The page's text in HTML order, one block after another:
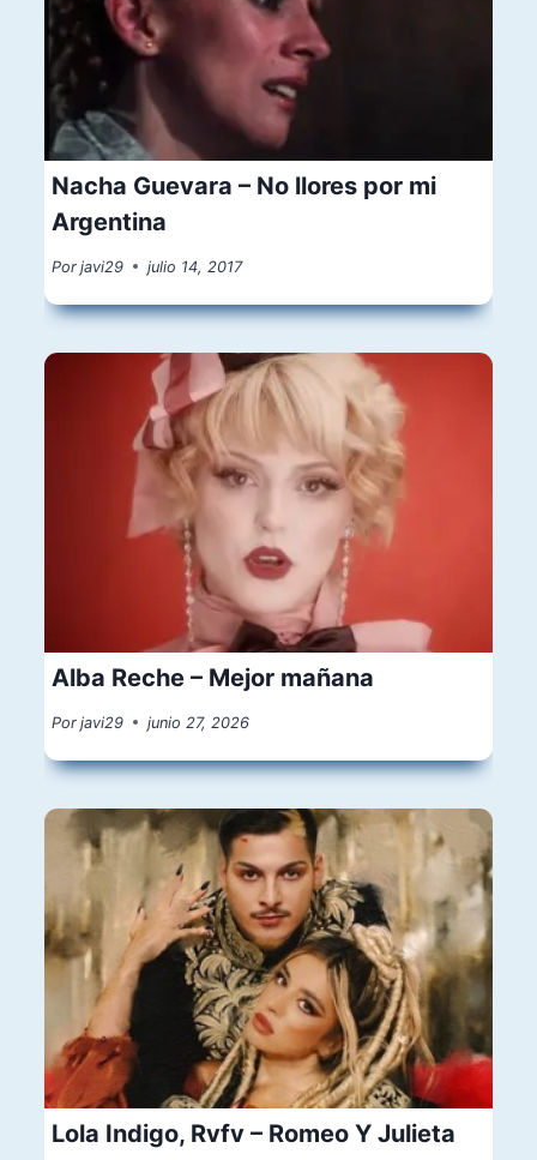
Nacha Guevara – No llores por mi
Argentina
Por javi29 julio 14, 2017
Alba Reche – Mejor mañana
Por javi29 junio 27, 2026
Lola Indigo, Rvfv – Romeo Y Julieta